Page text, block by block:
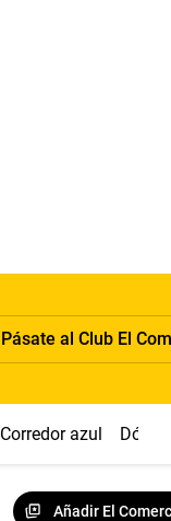
Pásate al Club El
Corredor azul Dólar
Añadir El